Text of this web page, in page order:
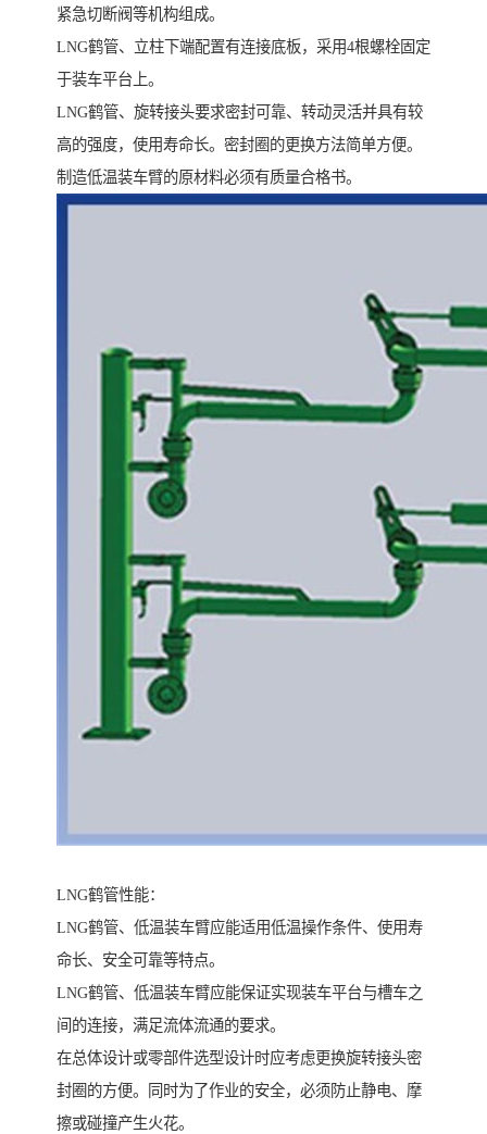
紧急切断阀等机构组成。
LNG鹤管、立柱下端配置有连接底板，采用4根螺栓固定
于装车平台上。
LNG鹤管、旋转接头要求密封可靠、转动灵活并具有较
高的强度，使用寿命长。密封圈的更换方法简单方便。
制造低温装车臂的原材料必须有质量合格书。
LNG鹤管性能：
LNG鹤管、低温装车臂应能适用低温操作条件、使用寿
命长、安全可靠等特点。
LNG鹤管、低温装车臂应能保证实现装车平台与槽车之
间的连接，满足流体流通的要求。
在总体设计或零部件选型设计时应考虑更换旋转接头密
封圈的方便。同时为了作业的安全，必须防止静电、摩
擦或碰撞产生火花。